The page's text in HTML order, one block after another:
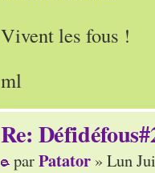
Vivent les fous !
ml
Re:
parPatator » Lun